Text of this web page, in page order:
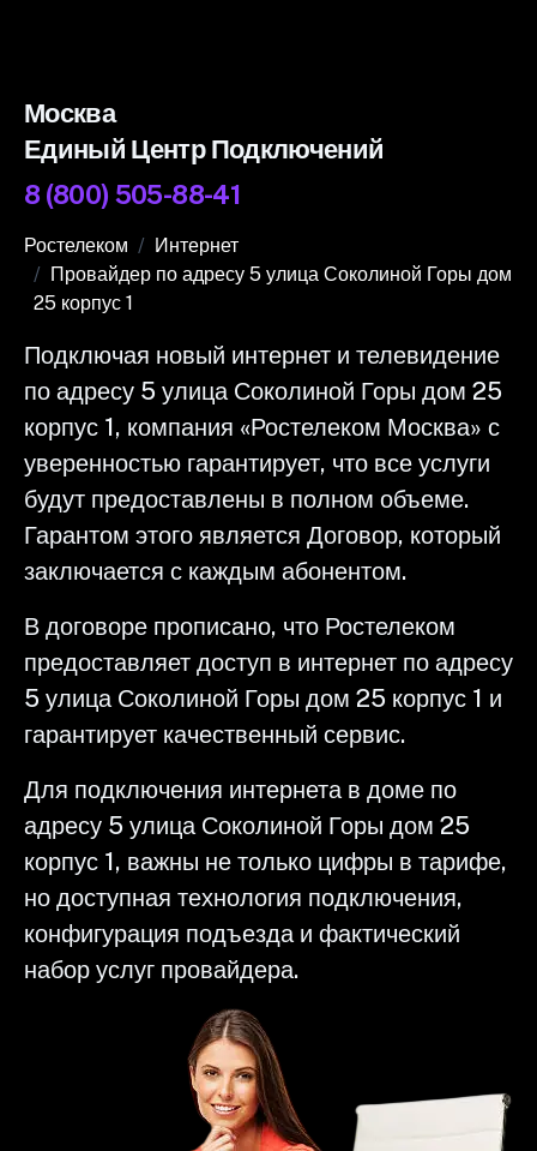
Москва
Единый Центр Подключений
8 (800) 505-88-41
Ростелеком
Интернет
Провайдер по адресу 5 улица Соколиной Горы дом
25 корпус 1
Подключая новый интернет и телевидение
по адресу 5 улица Соколиной Горы дом 25
корпус 1, компания «Ростелеком Москва» с
уверенностью гарантирует, что все услуги
будут предоставлены в полном объеме.
Гарантом этого является Договор, который
заключается с каждым абонентом.
В договоре прописано, что Ростелеком
предоставляет доступ в интернет по адресу
5 улица Соколиной Горы дом 25 корпус 1 и
гарантирует качественный сервис.
Для подключения интернета в доме по
адресу 5 улица Соколиной Горы дом 25
корпус 1, важны не только цифры в тарифе,
но доступная технология подключения,
конфигурация подъезда и фактический
набор услуг провайдера.